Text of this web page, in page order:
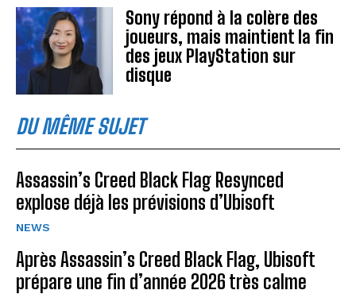
Sony répond à la colère des
joueurs, mais maintient la fin
des jeux PlayStation sur
disque
DU MÊME SUJET
Assassin’s Creed Black Flag Resynced
explose déjà les prévisions d’Ubisoft
NEWS
Après Assassin’s Creed Black Flag, Ubisoft
prépare une fin d’année 2026 très calme